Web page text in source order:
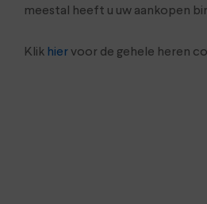
meestal heeft u uw aankopen
Klik hiervoor de gehele heren